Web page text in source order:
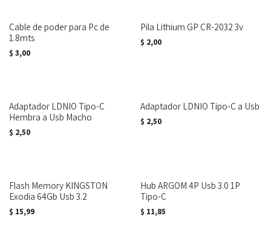
Cable de poder para Pc de
1.8mts
$ 3,00
Pila Lithium GP CR-2032 3v
$ 2,00
Adaptador LDNIO Tipo-C
Hembra a Usb Macho
$ 2,50
Adaptador LDNIO Tipo-C a Usb
$ 2,50
Flash Memory KINGSTON
Exodia 64Gb Usb 3.2
$ 15,99
Hub ARGOM 4P Usb 3.0 1P
Tipo-C
$ 11,85